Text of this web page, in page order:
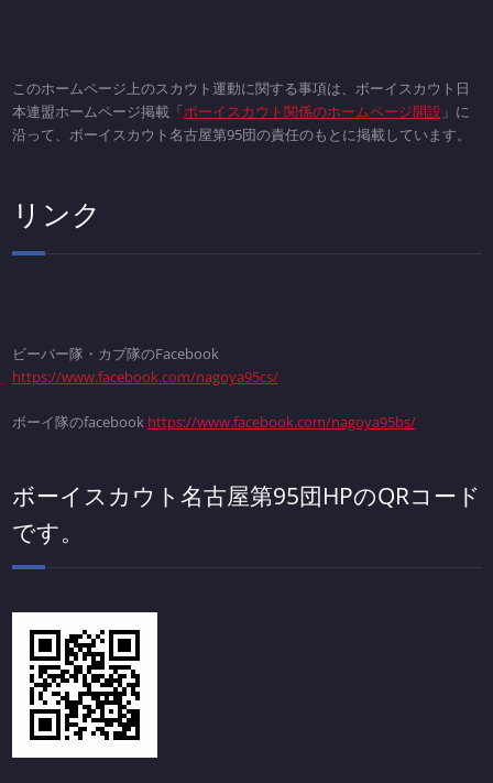
このホームページ上のスカウト運動に関する事項は、ボーイスカウト日
本連盟ホームページ掲載「ボーイスカウト関係のホームページ開設」に
沿って、ボーイスカウト名古屋第95団の責任のもとに掲載しています。
リンク
ビーバー隊・カブ隊のFacebook
https://www.facebook.com/nagoya95cs/
ボーイ隊のfacebook https://www.facebook.com/nagoya95bs/
ボーイスカウト名古屋第95団HPのQRコード
です。